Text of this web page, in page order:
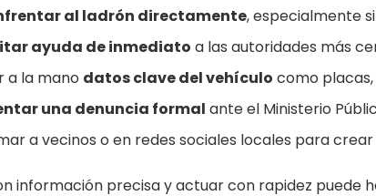
al ladrón directamente, especialmente
ayuda de inmediato a las autoridades más
a la mano datos clave del vehículo como
una denuncia formal ante el Ministerio
a vecinos o en redes sociales locales para
información precisa y actuar con rapidez puede